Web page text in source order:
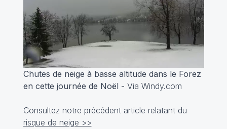
Chutes de neige à basse altitude dans le Forez
en cette journée de Noël - Via Windy.com
Consultez notre précédent article relatant du
risque de neige >>